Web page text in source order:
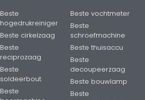
Beste
hogedrukreiniger
Beste cirkelzaag
Beste
reciprozaag
Beste
soldeerbout
Beste
Beste vochtmeter
Beste
schroefmachine
Beste thuisaccu
Beste
decoupeerzaag
Beste bouwlamp
Beste